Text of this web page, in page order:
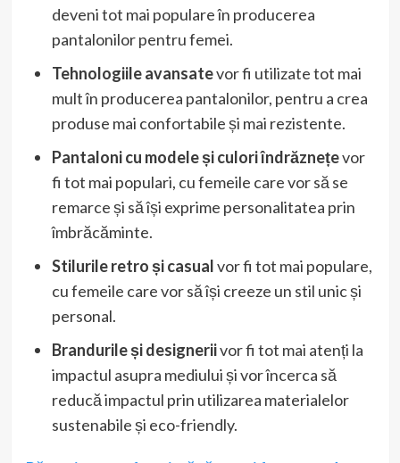
deveni tot mai populare în producerea
pantalonilor pentru femei.
Tehnologiile avansatevor fi utilizate tot mai
mult în producerea pantalonilor, pentru a crea
produse mai confortabile și mai rezistente.
Pantaloni cu modele și culori îndrăznețevor
fi tot mai populari, cu femeile care vor să se
remarce și să își exprime personalitatea prin
îmbrăcăminte.
Stilurile retro și casualvor fi tot mai populare,
cu femeile care vor să își creeze un stil unic și
personal.
Brandurile și designeriivor fi tot mai atenți la
impactul asupra mediului și vor încerca să
reducă impactul prin utilizarea materialelor
sustenabile și eco-friendly.